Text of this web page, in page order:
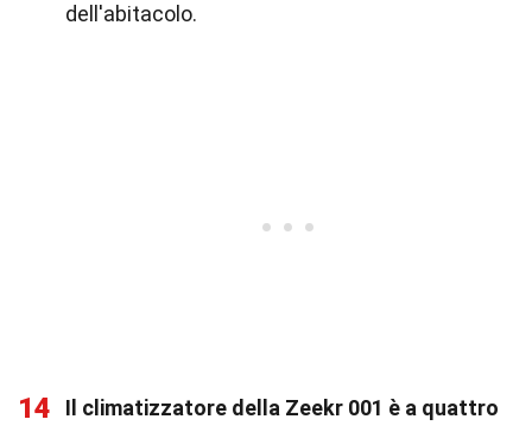
dell'abitacolo.
14
Il climatizzatore della Zeekr 001 è a quattro